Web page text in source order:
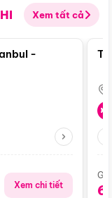
Xem tất cả
Điểm nổi bật
-
Xem chi tiết